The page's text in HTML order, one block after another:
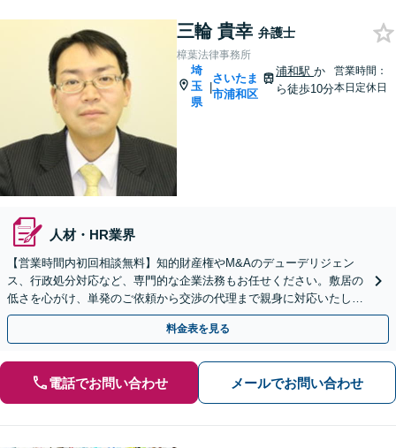
三輪 貴幸 弁護士
樟葉法律事務所
埼
玉
県
|
さいたま
市浦和区
浦和駅か
ら徒歩10分
営業時間：
本日定休日
人材・HR業界
【営業時間内初回相談無料】知的財産権やM&Aのデューデリジェン
ス、行政処分対応など、専門的な企業法務もお任せください。敷居の
低さを心がけ、単発のご依頼から交渉の代理まで親身に対応いたしま
す。問題が複雑化する前に気軽にご相談を。
料金表を見る
電話でお問い合わせ メールでお問い合わせ